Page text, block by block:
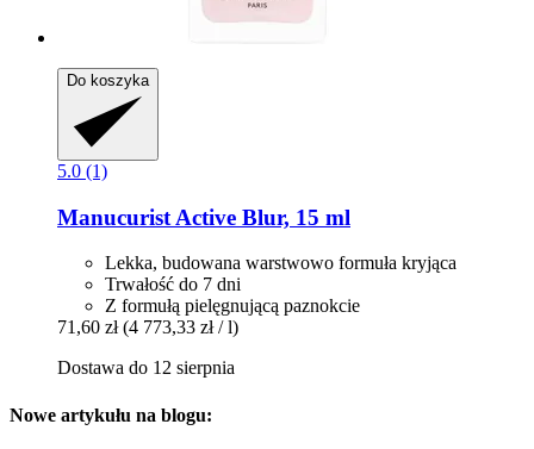
Do koszyka
5.0 (1)
Manucurist Active Blur, 15 ml
Lekka, budowana warstwowo formuła kryjąca
Trwałość do 7 dni
Z formułą pielęgnującą paznokcie
71,60 zł (4 773,33 zł / l)
Dostawa do 12 sierpnia
Nowe artykułu na blogu: